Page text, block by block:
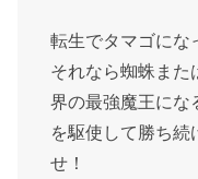
転生でタマゴに
それなら蜘蛛また
界の最強魔王にな
を駆使して勝ち
せ！